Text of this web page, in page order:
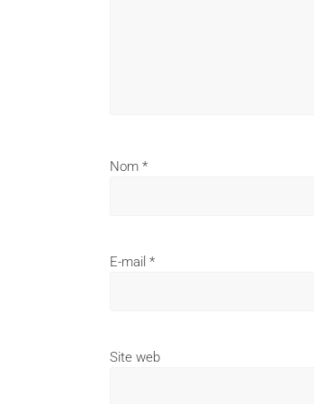
Nom *
E-mail *
Site web